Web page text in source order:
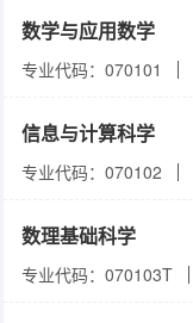
数学与应用数学
专业代码：070101
信息与计算科学
专业代码：070102
数理基础科学
专业代码：070103T